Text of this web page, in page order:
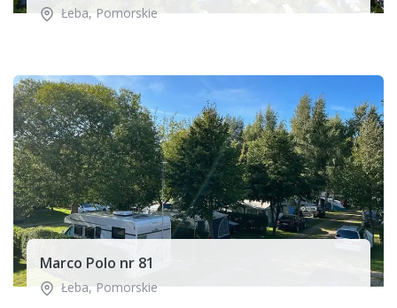
Łeba, Pomorskie
Marco Polo nr 81
Łeba, Pomorskie